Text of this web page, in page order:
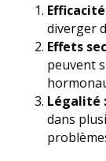
diverger
Effets
peuvent
Légalité :
dans